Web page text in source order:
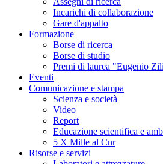
Incarichi di collaborazione
Gare d'appalto
Formazione
Borse di ricerca
Borse di studio
Premi di laurea "Eugenio
Eventi
Comunicazione e stampa
Scienza e società
Video
Report
Educazione scientifica e
5 X Mille al Cnr
Risorse e servizi